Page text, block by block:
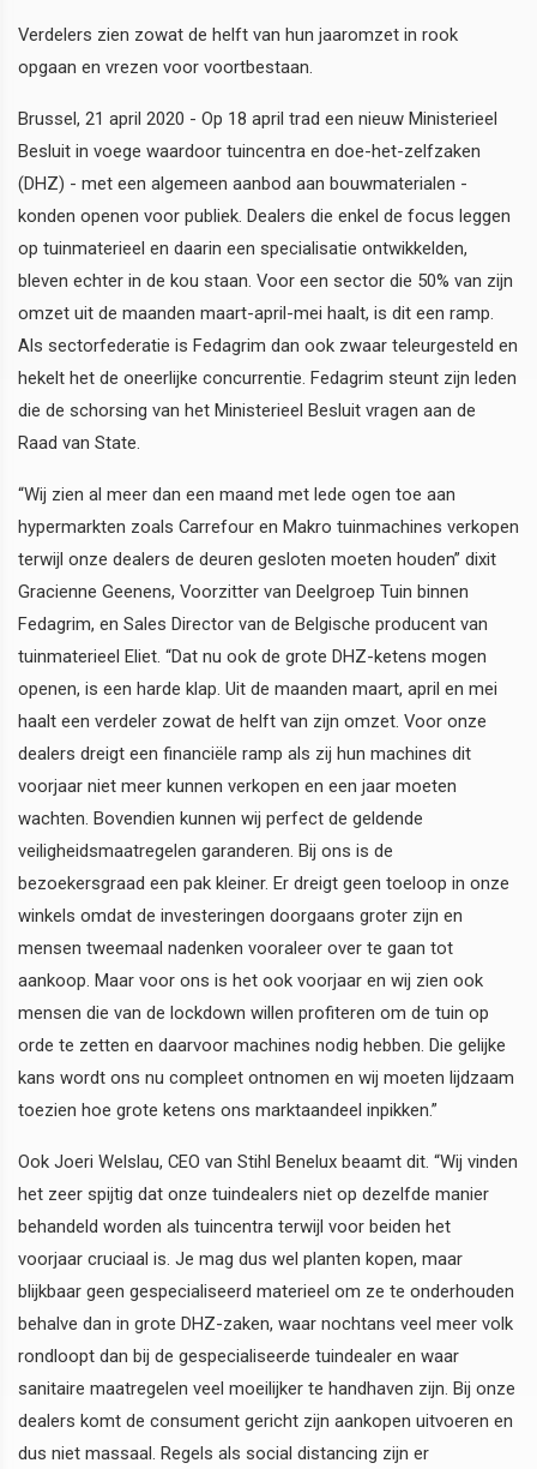
Verdelers zien zowat de helft van hun jaaromzet in rook
opgaan en vrezen voor voortbestaan.
Brussel, 21 april 2020 - Op 18 april trad een nieuw Ministerieel
Besluit in voege waardoor tuincentra en doe-het-zelfzaken
(DHZ) - met een algemeen aanbod aan bouwmaterialen -
konden openen voor publiek. Dealers die enkel de focus leggen
op tuinmaterieel en daarin een specialisatie ontwikkelden,
bleven echter in de kou staan. Voor een sector die 50% van zijn
omzet uit de maanden maart-april-mei haalt, is dit een ramp.
Als sectorfederatie is Fedagrim dan ook zwaar teleurgesteld en
hekelt het de oneerlijke concurrentie. Fedagrim steunt zijn leden
die de schorsing van het Ministerieel Besluit vragen aan de
Raad van State.
“Wij zien al meer dan een maand met lede ogen toe aan
hypermarkten zoals Carrefour en Makro tuinmachines verkopen
terwijl onze dealers de deuren gesloten moeten houden” dixit
Gracienne Geenens, Voorzitter van Deelgroep Tuin binnen
Fedagrim, en Sales Director van de Belgische producent van
tuinmaterieel Eliet. “Dat nu ook de grote DHZ-ketens mogen
openen, is een harde klap. Uit de maanden maart, april en mei
haalt een verdeler zowat de helft van zijn omzet. Voor onze
dealers dreigt een financiële ramp als zij hun machines dit
voorjaar niet meer kunnen verkopen en een jaar moeten
wachten. Bovendien kunnen wij perfect de geldende
veiligheidsmaatregelen garanderen. Bij ons is de
bezoekersgraad een pak kleiner. Er dreigt geen toeloop in onze
winkels omdat de investeringen doorgaans groter zijn en
mensen tweemaal nadenken vooraleer over te gaan tot
aankoop. Maar voor ons is het ook voorjaar en wij zien ook
mensen die van de lockdown willen profiteren om de tuin op
orde te zetten en daarvoor machines nodig hebben. Die gelijke
kans wordt ons nu compleet ontnomen en wij moeten lijdzaam
toezien hoe grote ketens ons marktaandeel inpikken.”
Ook Joeri Welslau, CEO van Stihl Benelux beaamt dit. “Wij vinden
het zeer spijtig dat onze tuindealers niet op dezelfde manier
behandeld worden als tuincentra terwijl voor beiden het
voorjaar cruciaal is. Je mag dus wel planten kopen, maar
blijkbaar geen gespecialiseerd materieel om ze te onderhouden
behalve dan in grote DHZ-zaken, waar nochtans veel meer volk
rondloopt dan bij de gespecialiseerde tuindealer en waar
sanitaire maatregelen veel moeilijker te handhaven zijn. Bij onze
dealers komt de consument gericht zijn aankopen uitvoeren en
dus niet massaal. Regels als social distancing zijn er